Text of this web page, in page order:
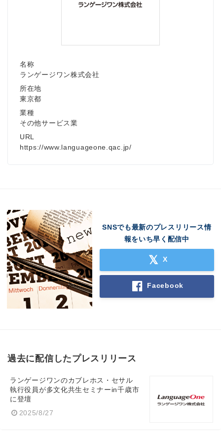
名称
ランゲージワン株式会社
所在地
東京都
業種
その他サービス業
URL
https://www.languageone.qac.jp/
SNSでも最新のプレスリリース情
報をいち早く配信中
X
Facebook
過去に配信したプレスリリース
ランゲージワンのカブレホス・セサル
執行役員が多文化共生セミナーin千歳市
に登壇
2025/8/27
Japanese